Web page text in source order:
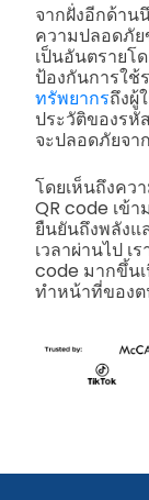
จากฝั่งอีกด้าน
ความปลอดภัย
เป็นอันตรายโ
ป้องกันการใช้
ทรัพยากรถึงผู้
ประวัติของรหั
จะปลอดภัยจา
โดยเห็นถึงคว
QR code เข้
ยืนยันถึงพลังแ
เวลาผ่านไป เ
code มากขึ้น
ทำหน้าที่ของ